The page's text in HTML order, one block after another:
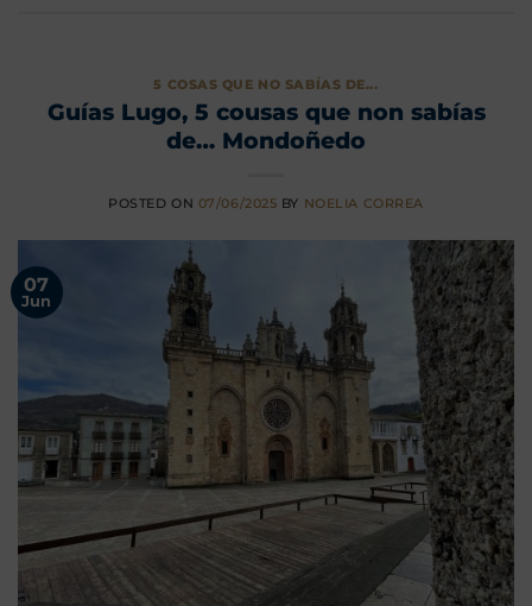
5 COSAS QUE NO SABÍAS DE...
Guías Lugo, 5 cousas que non sabías
de… Mondoñedo
POSTED ON 07/06/2025 BY NOELIA CORREA
07
Jun